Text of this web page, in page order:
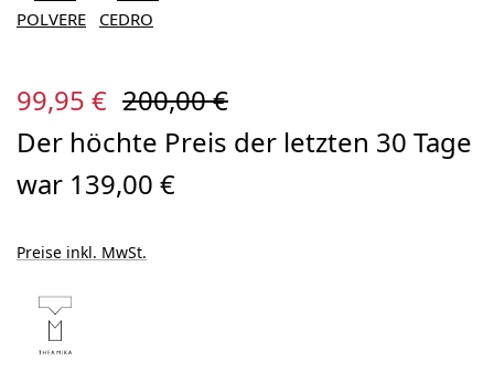
Verkaufspreis:
99,95 € Regulärer Preis:
200,00 €
Der höchte Preis der letzten 30 Tage
war 139,00 €
Preise inkl. MwSt.